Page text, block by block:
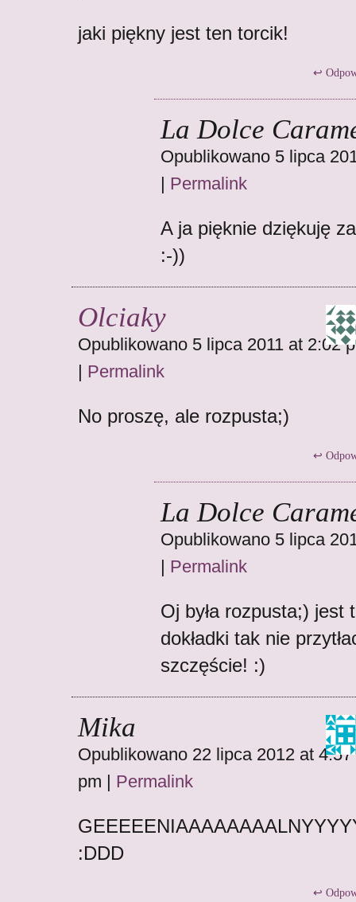
jaki piękny jest ten torcik!
La Dolce
Opublikowano 5 lipca
| Permalink
A ja pięknie dziękuję za
:-))
Olciaky
Opublikowano 5 lipca 2011 at 2:02
| Permalink
No proszę, ale rozpusta;)
La Dolce
Opublikowano 5 lipca
| Permalink
Oj była rozpusta;) jest
dokładki tak nie
szczęście! :)
Mika
Opublikowano 22 lipca 2012 at 4:57
pm | Permalink
:DDD